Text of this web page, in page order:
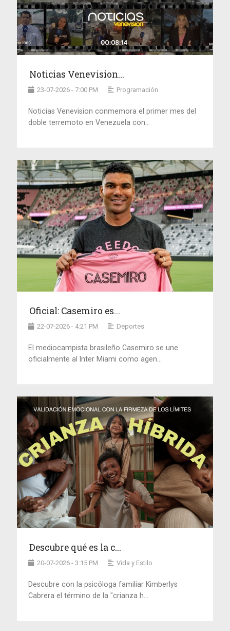
Noticias Venevision...
23-07-2026 - 7:00 PM Programación
Noticias Venevision conmemora el primer mes del
doble terremoto en Venezuela con...
Oficial: Casemiro es...
22-07-2026 - 4:21 PM Deportes
El mediocampista brasileño Casemiro se une
oficialmente al Inter Miami como agen...
Descubre qué es la c...
20-07-2026 - 3:15 PM Vida y Estilo
Descubre con la psicóloga familiar Kimberlys
Cabrera el término de la "crianza h...